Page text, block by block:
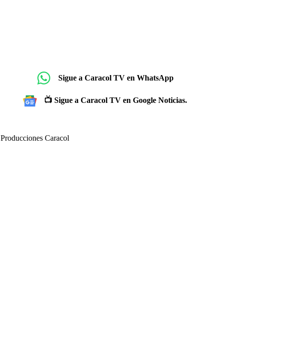
Sigue a Caracol TV en WhatsApp
📺 Sigue a Caracol TV en Google Noticias.
Producciones Caracol